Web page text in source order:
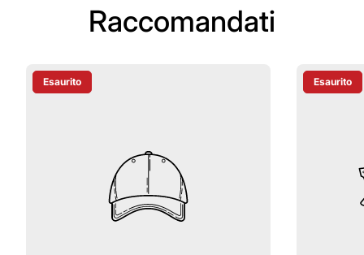
Raccomandati
Etichetta Del Prodotto:
Esaurito Etichetta
Esaurito